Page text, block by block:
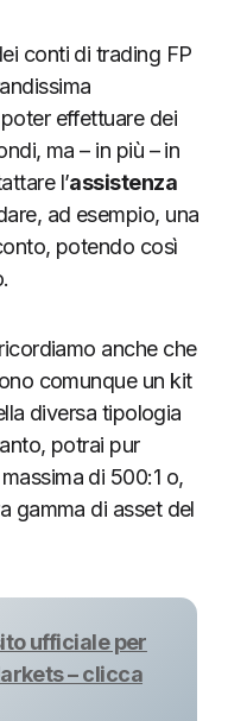
conti di trading FP
effettuare dei
ma – in più – in
l’assistenza
ad esempio, una
potendo così
anche che
comunque un kit
diversa tipologia
potrai pur
di 500:1 o,
gamma di asset del
ufficiale per
– clicca